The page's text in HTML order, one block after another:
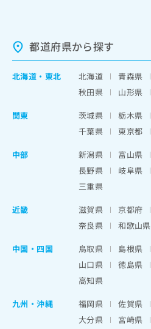
都道府県から探す
北海道 ・ 東北 北海道 青森県
秋田県
山形県
関東
茨城県 栃木県
千葉県
東京都
中部
新潟県 富山県
長野県
岐阜県
三重県
近畿
滋賀県 京都府
奈良県
和歌山県
中国・四国
鳥取県 島根県
山口県
徳島県
高知県
九州・沖縄
福岡県 佐賀県
大分県
宮崎県